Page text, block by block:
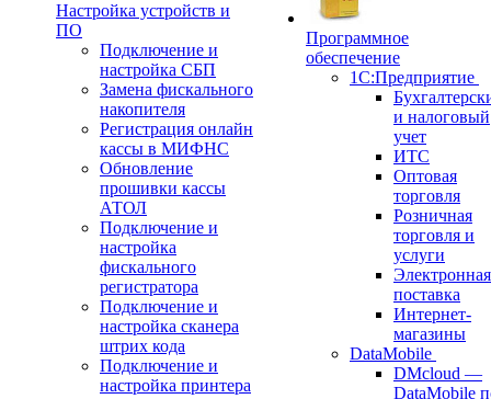
Настройка устройств и
ПО
Подключение и
настройка СБП
Замена фискального
накопителя
Регистрация онлайн
кассы в МИФНС
Обновление
прошивки кассы
АТОЛ
Подключение и
настройка
фискального
регистратора
Подключение и
настройка сканера
штрих кода
Подключение и
настройка принтера
Программное
обеспечение
1С:Предприятие
и налоговый
учет
ИТС
Оптовая
торговля
Розничная
торговля и
услуги
Электронная
поставка
Интернет-
магазины
DataMobile
DMcloud —
DataMobile